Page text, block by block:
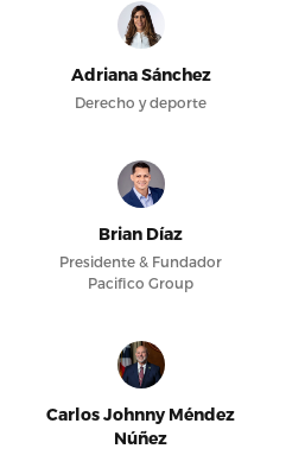
Adriana Sánchez
Derecho y deporte
Brian Díaz
Presidente & Fundador
Pacifico Group
Carlos Johnny Méndez
Núñez